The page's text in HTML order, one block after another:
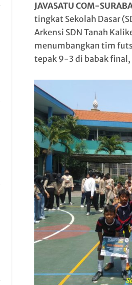
JAVASATU COM-
tingkat Sekolah Dasar
Arkensi SDN Tanah
menumbangkan tim
tepak 9-3 di babak